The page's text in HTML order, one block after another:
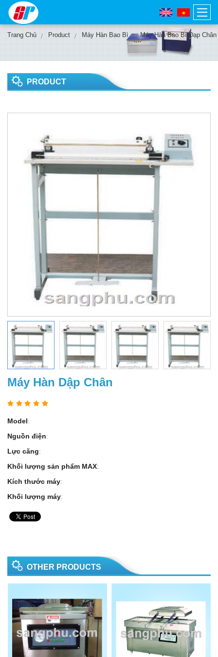
Trang Chủ Product Máy Hàn Bao Bì Máy Hàn Bao Bì Đạp Chân
PRODUCT
Máy Hàn Dập Chân
Model:
Nguồn điện:
Lực căng:
Khối lượng sản phẩm MAX:
Kích thước máy:
Khối lượng máy:
OTHER PRODUCTS